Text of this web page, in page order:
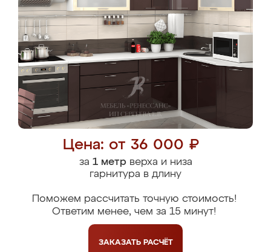
Цена: от 36 000 ₽
за 1 метрверха и низа
гарнитура в длину
Поможем рассчитать точную стоимость!
Ответим менее, чем за 15 минут!
ЗАКАЗАТЬ РАСЧЁТ